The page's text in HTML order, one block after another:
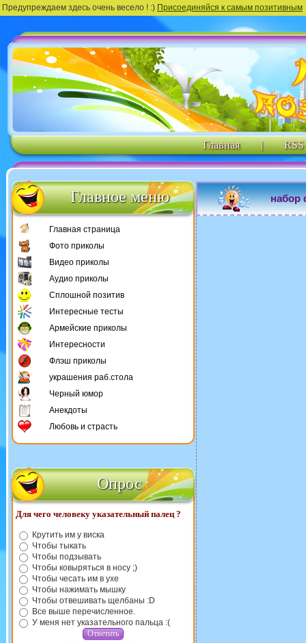
Предупреждаем здесь очень весело ! :) Присоединяйся к самым позитивным
Главная | RSS
Главное меню
Главная страница
Фото приколы
Видео приколы
Аудио приколы
Сплошной позитив
Интересные тесты
Армейские приколы
Интересности
Флэш приколы
украшения раб.стола
Черный юмор
Анекдоты
Любовь и страсть
Опрос
Для чего человеку указательный палец ?
Крутить им у виска
Чтобы тыкать
Чтобы подзывать
Чтобы ковыряться в носу ;)
Чтобы чесать им в ухе
Чтобы нажимать мышку
Чтобы отвешивать щелбаны :D
Все выше перечисленное.
У меня нет указательного пальца :(
набор